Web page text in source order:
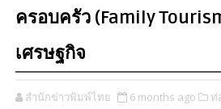
ครอบครัว (Family
เศรษฐกิจ
สำนักข่าวพิมพ์ไทย 6 months ago ท่